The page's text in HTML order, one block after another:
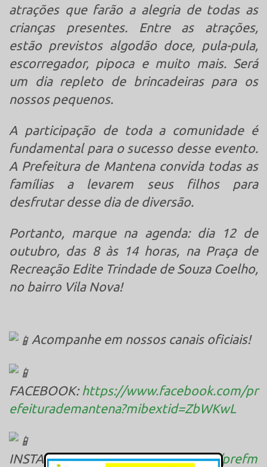
atrações que farão a alegria de todas as
crianças presentes. Entre as atrações,
estão previstos algodão doce, pula-pula,
escorregador, pipoca e muito mais. Será
um dia repleto de brincadeiras para os
nossos pequenos.
A participação de toda a comunidade é
fundamental para o sucesso desse evento.
A Prefeitura de Mantena convida todas as
famílias a levarem seus filhos para
desfrutar desse dia de diversão.
Portanto, marque na agenda: dia 12 de
outubro, das 8 às 14 horas, na Praça de
Recreação Edite Trindade de Souza Coelho,
no bairro Vila Nova!
Acompanhe em nossos canais oficiais!
FACEBOOK: https://www.facebook.com/pr
efeiturademantena?mibextid=ZbWKwL
INSTAGRAM:https://instagram.com/prefm